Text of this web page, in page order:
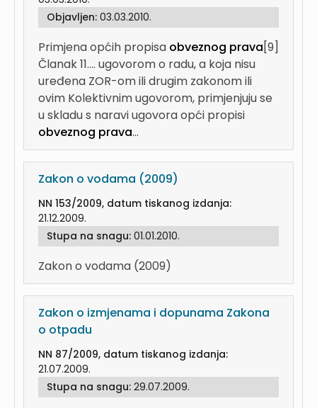
Objavljen: 03.03.2010.
Primjena općih propisa obveznog prava[9]
Članak 11.... ugovorom o radu, a koja nisu
uređena ZOR-om ili drugim zakonom ili
ovim Kolektivnim ugovorom, primjenjuju se
u skladu s naravi ugovora opći propisi
obveznog prava...
Zakon o vodama (2009)
NN 153/2009, datum tiskanog izdanja:
21.12.2009.
Stupa na snagu: 01.01.2010.
Zakon o vodama (2009)
Zakon o izmjenama i dopunama Zakona
o otpadu
NN 87/2009, datum tiskanog izdanja:
21.07.2009.
Stupa na snagu: 29.07.2009.